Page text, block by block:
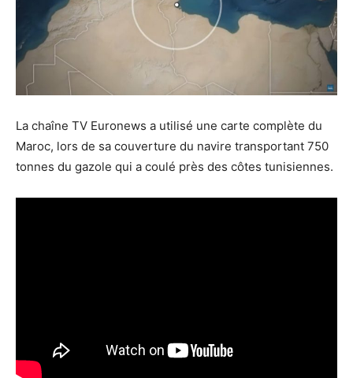
La chaîne TV Euronews a utilisé une carte complète du
Maroc, lors de sa couverture du navire transportant 750
tonnes du gazole qui a coulé près des côtes tunisiennes.